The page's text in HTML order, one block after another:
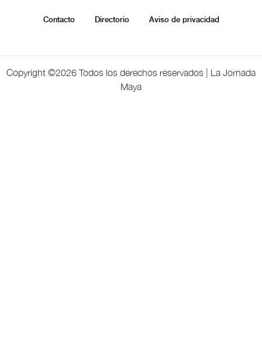
Contacto Directorio Aviso de privacidad
Copyright ©2026 Todos los derechos reservados | La Jornada
Maya